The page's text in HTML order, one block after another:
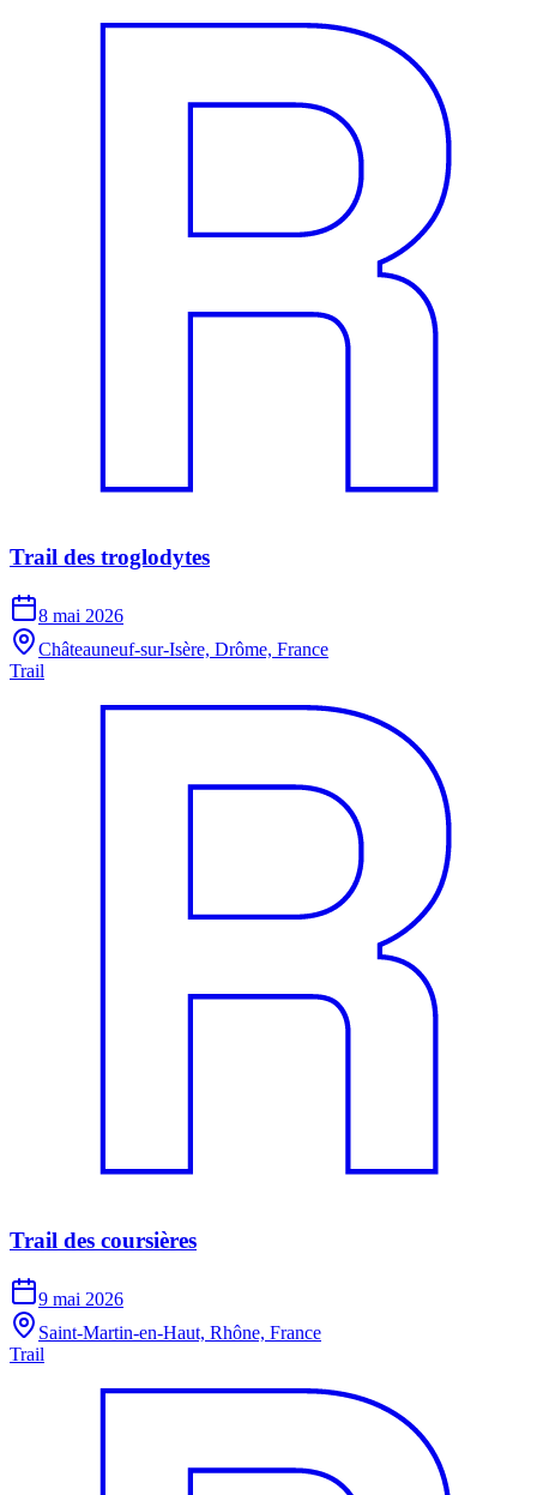
Trail des troglodytes
8 mai 2026
Châteauneuf-sur-Isère, Drôme, France
Trail
Trail des coursières
9 mai 2026
Saint-Martin-en-Haut, Rhône, France
Trail